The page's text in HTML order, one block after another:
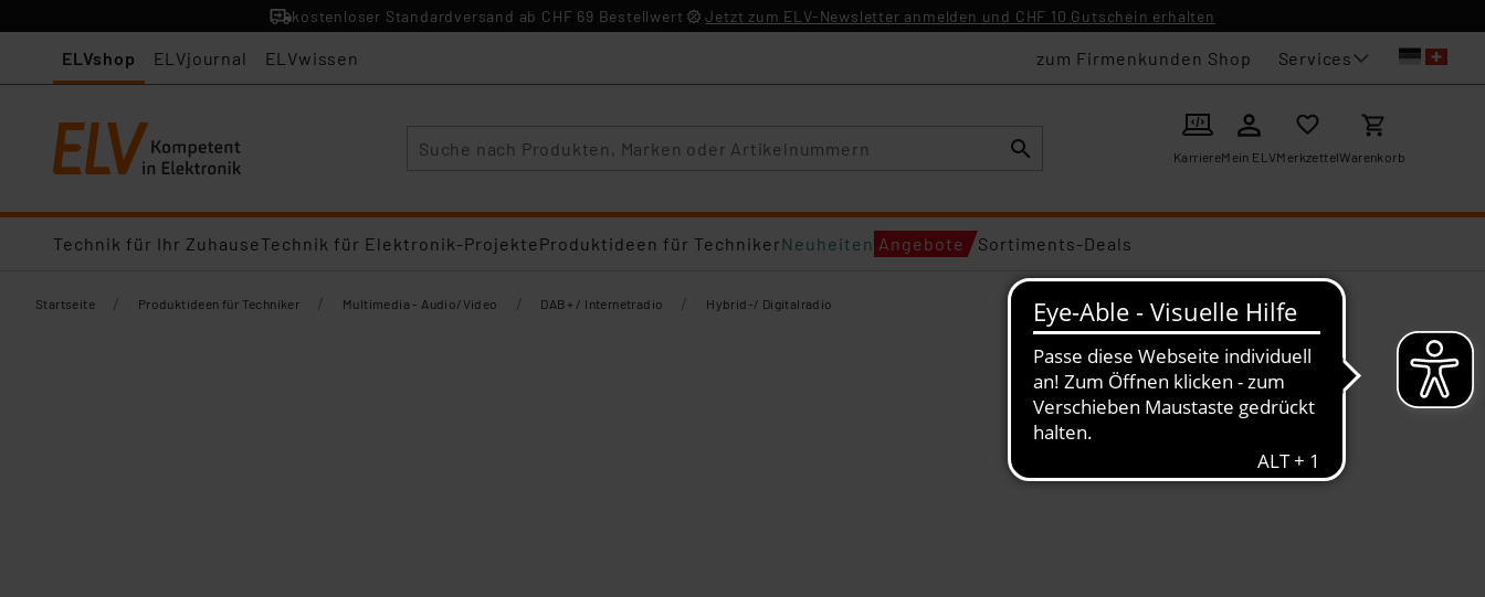
kostenloser Standardversand ab CHF 69 Bestellwert Jetzt zum ELV-Newsletter anmelden und CHF 10 Gutschein erhalten
ELVshop ELVjournal ELVwissen zum Firmenkunden Shop Services
KarriereMein ELVMerkzettelWarenkorb
Technik für Ihr ZuhauseTechnik für Elektronik-ProjekteProduktideen für TechnikerNeuheiten Angebote Sortiments-Deals
Startseite / Produktideen für Techniker / Multimedia - Audio/Video / DAB+ / Internetradio / Hybrid-/ Digitalradio